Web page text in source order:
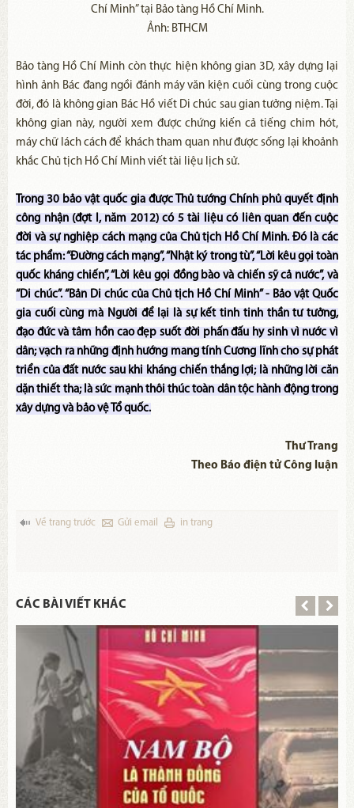
Chí Minh” tại Bảo tàng Hồ Chí Minh.
Ảnh: BTHCM
Bảo tàng Hồ Chí Minh còn thực hiện không gian 3D, xây dựng lại
hình ảnh Bác đang ngồi đánh máy văn kiện cuối cùng trong cuộc
đời, đó là không gian Bác Hồ viết Di chúc sau gian tưởng niệm. Tại
không gian này, người xem được chứng kiến cả tiếng chim hót,
máy chữ lách cách để khách tham quan như được sống lại khoảnh
khắc Chủ tịch Hồ Chí Minh viết tài liệu lịch sử.
Trong 30 bảo vật quốc gia được Thủ tướng Chính phủ quyết định
công nhận (đợt I, năm 2012) có 5 tài liệu có liên quan đến cuộc
đời và sự nghiệp cách mạng của Chủ tịch Hồ Chí Minh. Đó là các
tác phẩm: “Đường cách mạng”, “Nhật ký trong tù”, “Lời kêu gọi toàn
quốc kháng chiến”, “Lời kêu gọi đồng bào và chiến sỹ cả nước”, và
“Di chúc”. “Bản Di chúc của Chủ tịch Hồ Chí Minh” - Bảo vật Quốc
gia cuối cùng mà Người để lại là sự kết tinh tinh thần tư tưởng,
đạo đức và tâm hồn cao đẹp suốt đời phấn đấu hy sinh vì nước vì
dân; vạch ra những định hướng mang tính Cương lĩnh cho sự phát
triển của đất nước sau khi kháng chiến thắng lợi; là những lời căn
dặn thiết tha; là sức mạnh thôi thúc toàn dân tộc hành động trong
xây dựng và bảo vệ Tổ quốc.
Thư Trang
Theo Báo điện tử Công luận
Về trang trước Gửi email in trang
CÁC BÀI VIẾT KHÁC